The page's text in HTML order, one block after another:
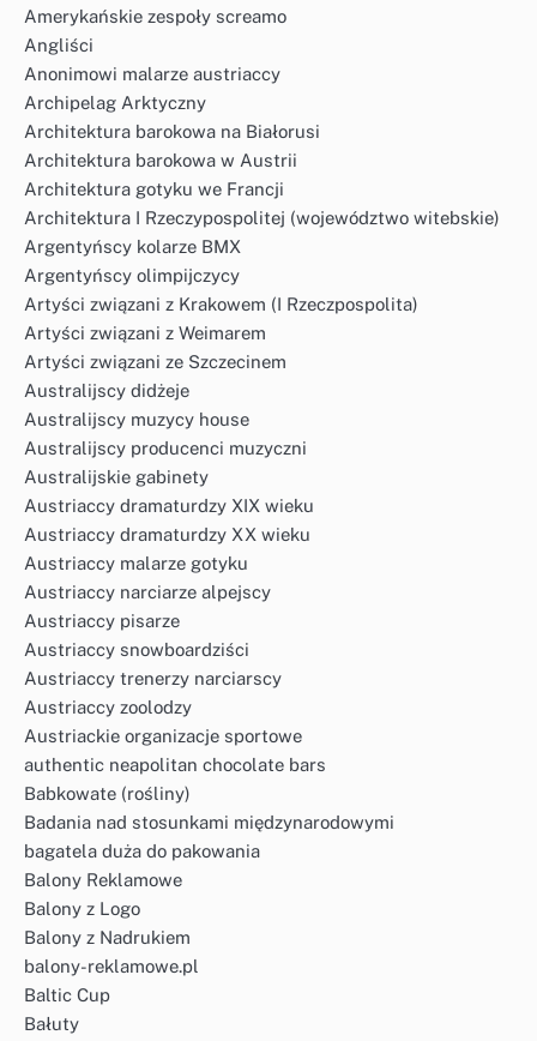
Amerykańskie zespoły screamo
Angliści
Anonimowi malarze austriaccy
Archipelag Arktyczny
Architektura barokowa na Białorusi
Architektura barokowa w Austrii
Architektura gotyku we Francji
Architektura I Rzeczypospolitej (województwo witebskie)
Argentyńscy kolarze BMX
Argentyńscy olimpijczycy
Artyści związani z Krakowem (I Rzeczpospolita)
Artyści związani z Weimarem
Artyści związani ze Szczecinem
Australijscy didżeje
Australijscy muzycy house
Australijscy producenci muzyczni
Australijskie gabinety
Austriaccy dramaturdzy XIX wieku
Austriaccy dramaturdzy XX wieku
Austriaccy malarze gotyku
Austriaccy narciarze alpejscy
Austriaccy pisarze
Austriaccy snowboardziści
Austriaccy trenerzy narciarscy
Austriaccy zoolodzy
Austriackie organizacje sportowe
authentic neapolitan chocolate bars
Babkowate (rośliny)
Badania nad stosunkami międzynarodowymi
bagatela duża do pakowania
Balony Reklamowe
Balony z Logo
Balony z Nadrukiem
balony-reklamowe.pl
Baltic Cup
Bałuty